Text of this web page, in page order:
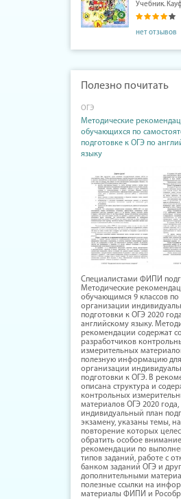
Учебник.
нет отзывов
Полезно почитать
ОГЭ
Методические
обучающихся по
подготовке к ОГЭ по
языку
Специалистами ФИПИ
Методические
обучающимся 9 классов по
организации
подготовки к ОГЭ 2020
английскому языку.
рекомендации содержат
разработчиков
измерительных
полезную информацию для
организации
подготовки к ОГЭ. В
описана структура и
контрольных
материалов ОГЭ 2020 года,
индивидуальный план
экзамену, указаны темы,
повторение которых
обратить особое
рекомендации по
типов заданий, работе с
банком заданий ОГЭ и
дополнительными
полезные ссылки на
материалы ФИПИ и